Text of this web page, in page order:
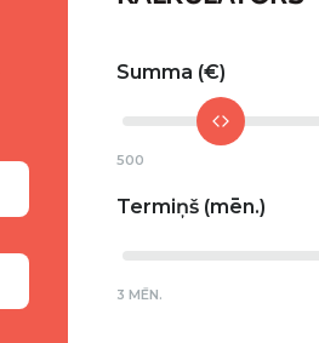
Summa
500
Termiņš
3 MĒN.